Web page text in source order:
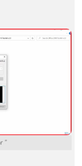
”